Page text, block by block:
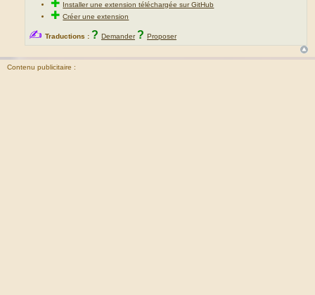
✚ Installer une extension téléchargée sur GitHub
✚Créer une extension
✍ Traductions : ? Demander ? Proposer
Contenu publicitaire :